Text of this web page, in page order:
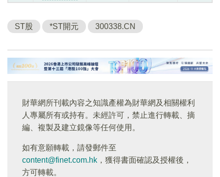
ST股 *ST開元 300338.CN
財華網所刊載內容之知識產權為財華網及相關權利
人專屬所有或持有。未經許可，禁止進行轉載、摘
編、複製及建立鏡像等任何使用。
如有意願轉載，請發郵件至
content@finet.com.hk ，獲得書面確認及授權後，
方可轉載。